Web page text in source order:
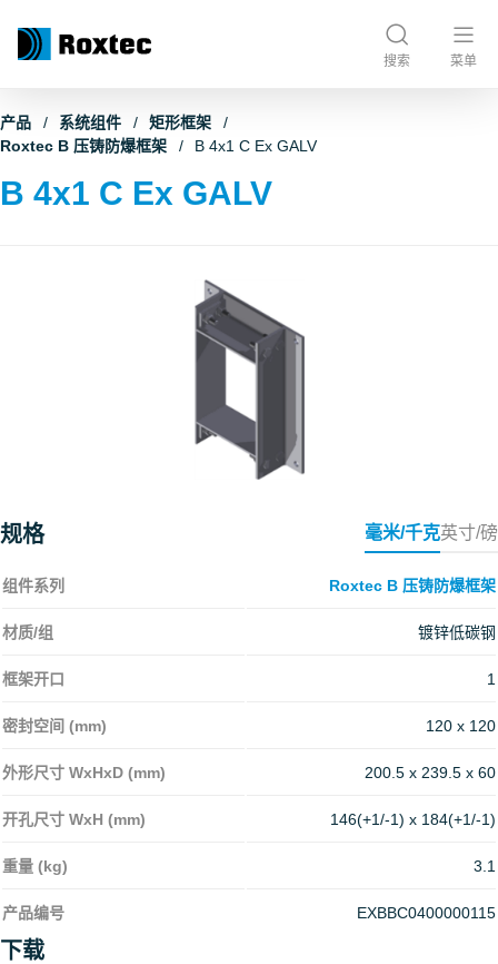
搜索 菜单
产品 系统组件
矩形框架
Roxtec B 压铸防爆框架
B 4x1 C Ex GALV
B 4x1 C Ex GALV
规格 毫米/千克英寸/磅
组件系列 Roxtec B 压铸防爆框架
材质/组 镀锌低碳钢
框架开口 1
密封空间 (mm) 120 x 120
外形尺寸 WxHxD (mm) 200.5 x 239.5 x 60
开孔尺寸 WxH (mm) 146(+1/-1) x 184(+1/-1)
重量 (kg) 3.1
产品编号 EXBBC0400000115
下载